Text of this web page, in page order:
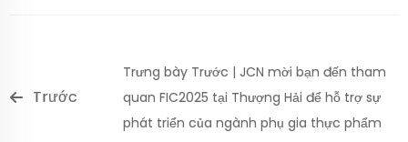
Trước
Trưng bày Trước | JCN mời bạn đến tham
quan FIC2025 tại Thượng Hải để hỗ trợ sự
phát triển của ngành phụ gia thực phẩm